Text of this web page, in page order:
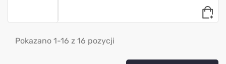
Pokazano 1-16 z 16 pozycji